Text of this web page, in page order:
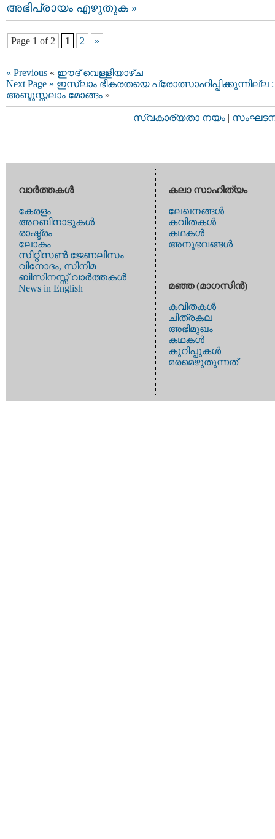
അഭിപ്രായം എഴുതുക »
Page 1 of 2 1 2 »
« Previous « ഈദ്‌ വെള്ളിയാഴ്ച
Next Page » ഇസ്ലാം ഭീകരതയെ പ്രോത്സാഹിപ്പിക്കുന്നില്ല :
അബ്ദുസ്സലാം മോങ്ങം »
സ്വകാര്യതാ നയം |
വാര്‍ത്തകള്‍
കേരളം
അറബിനാടുകള്‍
രാഷ്ട്രം
ലോകം
സിറ്റിസണ്‍ ജേണലിസം
വിനോദം, സിനിമ
ബിസിനസ്സ് വാര്‍ത്തകള്‍
News in English
കലാ സാഹിത്യം
ലേഖനങ്ങള്‍
കവിതകള്‍
കഥകള്‍
അനുഭവങ്ങള്‍
മഞ്ഞ (മാഗസിന്‍)
കവിതകള്‍
ചിത്രകല
അഭിമുഖം
കഥകള്‍
കുറിപ്പുകള്‍
മരമെഴുതുന്നത്